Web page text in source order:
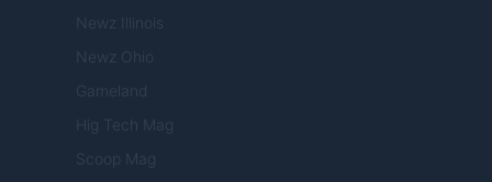
Newz Illinois
Newz Ohio
Gameland
Hig Tech Mag
Scoop Mag